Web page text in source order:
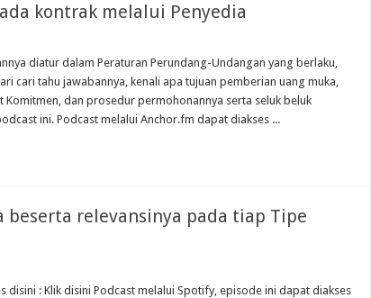
kontrak melalui Penyedia
diatur dalam Peraturan Perundang-Undangan yang berlaku,
cari tahu jawabannya, kenali apa tujuan pemberian uang muka,
Komitmen, dan prosedur permohonannya serta seluk beluk
ini. Podcast melalui Anchor.fm dapat diakses ...
beserta relevansinya pada tiap Tipe
disini : Klik disini Podcast melalui Spotify, episode ini dapat diakses